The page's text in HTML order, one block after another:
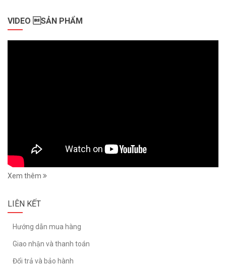
VIDEO SẢN PHẨM
Xem thêm
LIÊN KẾT
Hướng dẫn mua hàng
Giao nhận và thanh toán
Đổi trả và bảo hành